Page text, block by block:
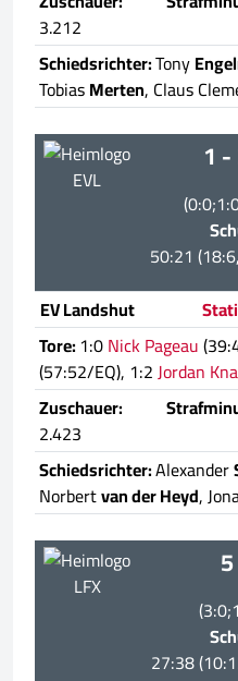
3.212
Schiedsrichter:Tony
TobiasMerten, Claus
EVL
1
50:21
EV Landshut
Tore:1:0Nick Pageau
(57:52/EQ), 1:2Jordan
Zuschauer:
2.423
Schiedsrichter:Alexander
Norbertvan der Heyd,
LFX
27:38